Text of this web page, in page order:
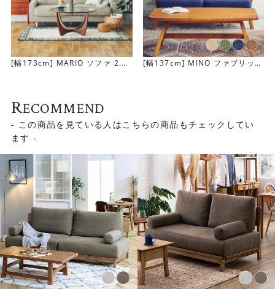
[幅173cm] MARIO ソファ 2.5
[幅137cm] MINO ファブリック
RECOMMEND
- この商品を見ている人はこちらの商品もチェックしてい
ます -